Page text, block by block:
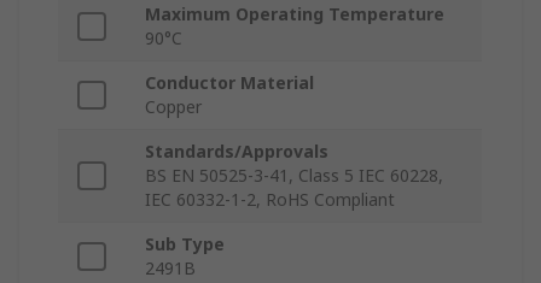
Maximum Operating Temperature
90°C
Conductor Material
Copper
Standards/Approvals
BS EN 50525-3-41, Class 5 IEC 60228,
IEC 60332-1-2, RoHS Compliant
Sub Type
2491B